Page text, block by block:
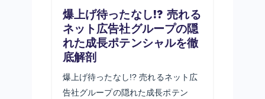
爆上げ待ったなし!? 売れる
ネット広告社グループの隠
れた成長ポテンシャルを徹
底解剖
爆上げ待ったなし!? 売れるネット広
告社グループの隠れた成長ポテン